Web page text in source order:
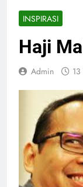
INSPIRASI
Haji
Admin